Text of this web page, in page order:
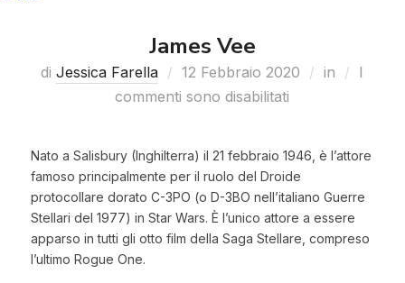
James Vee
diJessica Farella 12 Febbraio 2020 in
I
commenti sono disabilitati
Nato a Salisbury (Inghilterra) il 21 febbraio 1946, è l’attore
famoso principalmente per il ruolo del Droide
protocollare dorato C-3PO (o D-3BO nell’italiano Guerre
Stellari del 1977) in Star Wars. È l’unico attore a essere
apparso in tutti gli otto film della Saga Stellare, compreso
l’ultimo Rogue One.